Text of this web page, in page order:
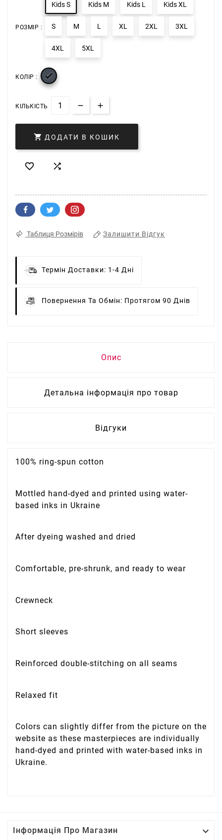
РОЗМІР :
Kids S Kids M Kids L Kids XL
S M L XL 2XL 3XL
4XL 5XL
КОЛІР : 
КІЛЬКІСТЬ
 ДОДАТИ В КОШИК
 
Таблиця Розмірів Залишити Відгук
Термін Доставки: 1-4 Дні
Повернення Та Обмін: Протягом 90 Днів
Опис
Детальна інформація про товар
Відгуки
100% ring-spun cotton
Mottled hand-dyed and printed using water-
based inks in Ukraine
After dyeing washed and dried
Comfortable, pre-shrunk, and ready to wear
Crewneck
Short sleeves
Reinforced double-stitching on all seams
Relaxed fit
Colors can slightly differ from the picture on the
website as these masterpieces are individually
hand-dyed and printed with water-based inks in
Ukraine.
Інформація Про Магазин 